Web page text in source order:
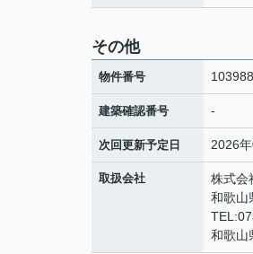
その他
物件番号
建築確認番号 -
次回更新予定日 2026
取扱会社
株式会
和歌山
和歌山